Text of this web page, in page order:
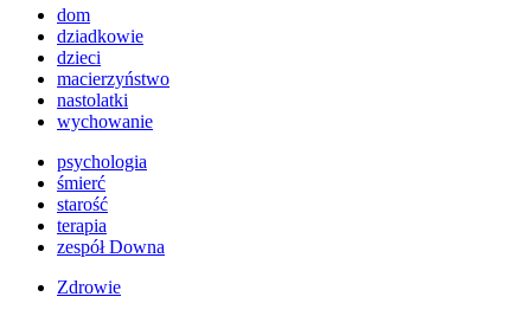
dom
dziadkowie
dzieci
macierzyństwo
nastolatki
wychowanie
psychologia
śmierć
starość
terapia
zespół Downa
Zdrowie